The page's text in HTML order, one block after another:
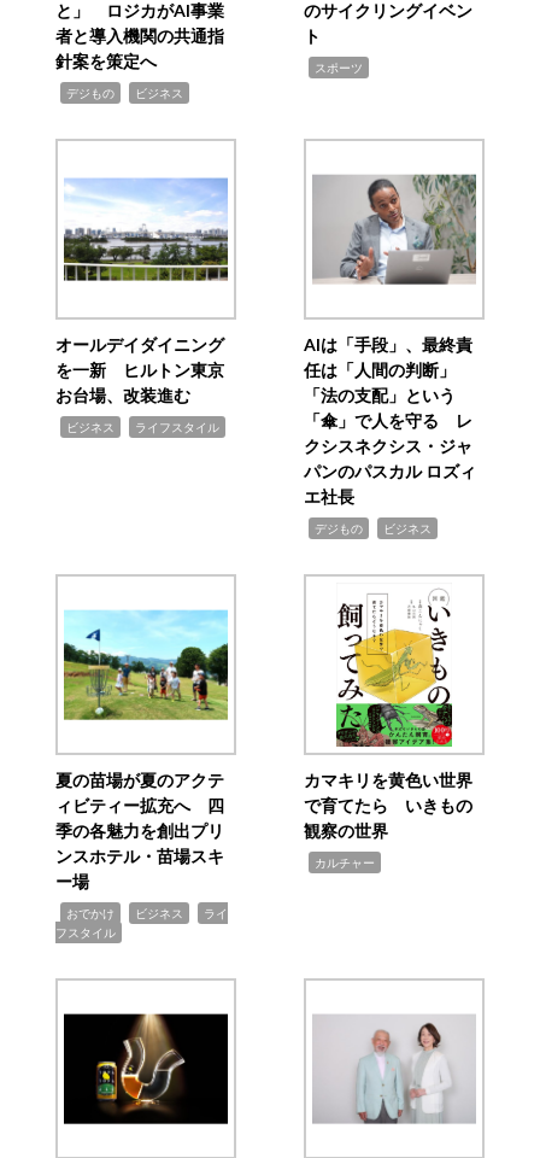
と」 ロジカがAI事業
者と導入機関の共通指
針案を策定へ
デジもの ビジネス
のサイクリングイベン
ト
スポーツ
オールデイダイニング
を一新 ヒルトン東京
お台場、改装進む
ビジネス ライフスタイル
AIは「手段」、最終責
任は「人間の判断」
「法の支配」という
「傘」で人を守る レ
クシスネクシス・ジャ
パンのパスカル ロズィ
エ社長
デジもの ビジネス
夏の苗場が夏のアクテ
ィビティー拡充へ 四
季の各魅力を創出プリ
ンスホテル・苗場スキ
ー場
おでかけ ビジネス
ライ
フスタイル
カマキリを黄色い世界
で育てたら いきもの
観察の世界
カルチャー